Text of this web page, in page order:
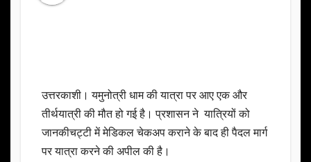
उत्तरकाशी। यमुनोत्री धाम की यात्रा पर आए एक और
तीर्थयात्री की मौत हो गई है। प्रशासन ने यात्रियों को
जानकीचट्टी में मेडिकल चेकअप कराने के बाद ही पैदल मार्ग
पर यात्रा करने की अपील की है।